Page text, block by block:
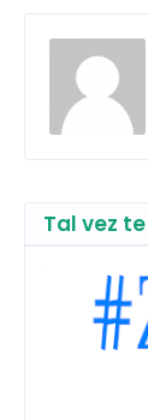
Tal vez